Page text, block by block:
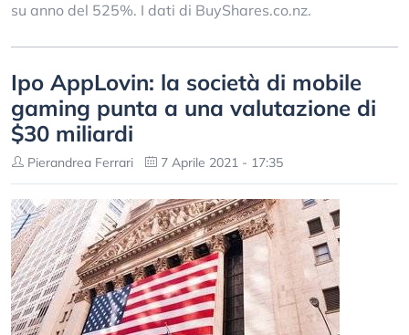
su anno del 525%. I dati di BuyShares.co.nz.
Ipo AppLovin: la società di mobile
gaming punta a una valutazione di
$30 miliardi
Pierandrea Ferrari 7 Aprile 2021 - 17:35